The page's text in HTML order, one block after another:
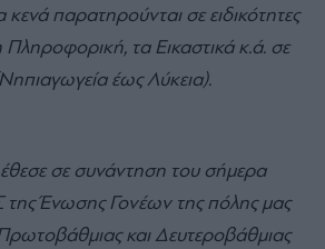
παρατηρούνται σε ειδικότητες
Πληροφορική, τα Εικαστικά κ.ά. σε
έως Λύκεια).
έθεσε σε συνάντηση του σήμερα
Ένωσης Γονέων της πόλης μας
και Δευτεροβάθμιας